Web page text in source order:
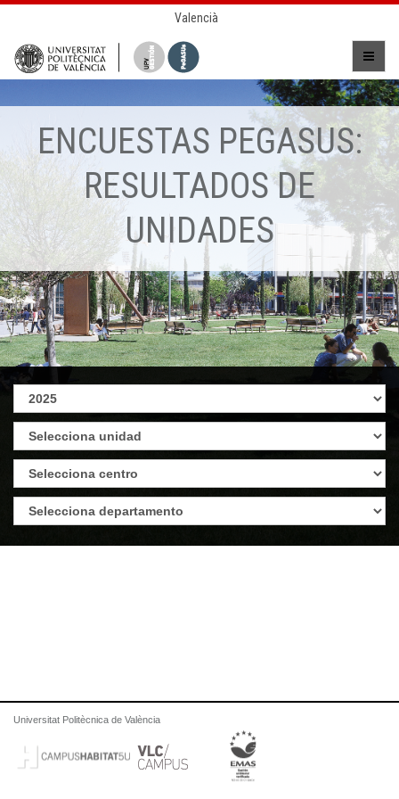
Valencià
ENCUESTAS PEGASUS:
RESULTADOS DE
UNIDADES
Universitat Politècnica de València